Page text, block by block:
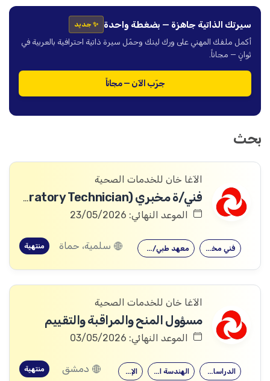
سيرتك الذاتية جاهزة — بضغطة واحدة ✨ جديد
أكمل ملفك المهني على ورك لينك وحمّل سيرة ذاتية احترافية بالعربية في
ثوانٍ — مجاناً.
جرّب الآن — مجاناً
بحث
الآغا خان للخدمات الصحية
فني/ة مخبري (Laboratory Technician)
الموعد النهائي: 23/05/2026
معهد طبي/صحي فني مخبري سلمية، حماة منتهية
الآغا خان للخدمات الصحية
مسؤول المنح والمراقبة والتقييم
الموعد النهائي: 03/05/2026
الإحصاء الهندسة المعلوماتية الدراسات التنموية دمشق منتهية